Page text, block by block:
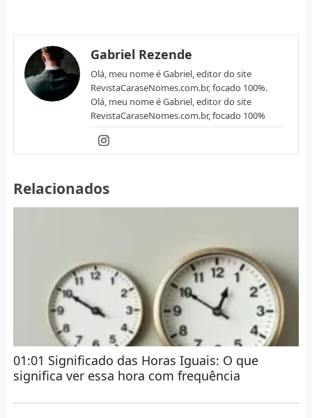
Gabriel Rezende
Olá, meu nome é Gabriel, editor do site
RevistaCaraseNomes.com.br, focado 100%.
Olá, meu nome é Gabriel, editor do site
RevistaCaraseNomes.com.br, focado 100%
Relacionados
01:01 Significado das Horas Iguais: O que
significa ver essa hora com frequência